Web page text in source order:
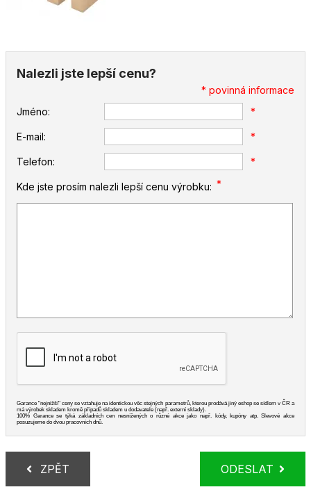
Nalezli jste lepší cenu?
* povinná informace
Jméno:
*
E-mail: *
Telefon: *
Kde jste prosím nalezli lepší cenu výrobku: *
Garance "nejnižší" ceny se vztahuje na identickou věc stejných parametrů, kterou prodává jiný eshop se sídlem v ČR a
má výrobek skladem kromě případů skladem u dodavatele (např. externí sklady).
100% Garance se týká základních cen nesnížených o různé akce jako např. kódy, kupóny atp. Slevové akce
posuzujeme do dvou pracovních dnů.
ODESLAT
ZPĚT